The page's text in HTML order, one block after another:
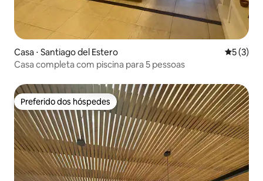
Casa ⋅ Santiago del Estero 5 de
5 (3)
Casa completa com piscina para 5 pessoas
Preferido dos hóspedes
Preferido dos hóspedes